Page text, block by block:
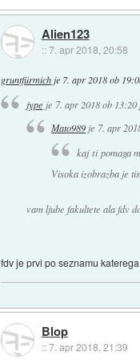
Alien123
::7. apr 2018, 20:58
gruntfürmichje 7. apr 2018 ob
jype je 7. apr 2018 ob 13:20
Mato989je 7. apr
kaj ti pomaga
Visoka izobrazba je
vam ljube fakultete ala fdv
fdv je prvi po seznamu
Blop
::7. apr 2018, 21:39